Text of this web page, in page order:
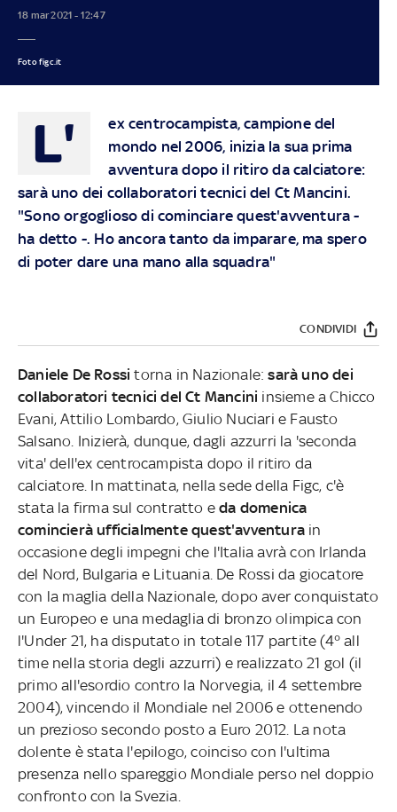
18 mar 2021 - 12:47
Foto figc.it
L'
ex centrocampista, campione del
mondo nel 2006, inizia la sua prima
avventura dopo il ritiro da calciatore:
sarà uno dei collaboratori tecnici del Ct Mancini.
"Sono orgoglioso di cominciare quest'avventura -
ha detto -. Ho ancora tanto da imparare, ma spero
di poter dare una mano alla squadra"
CONDIVIDI
Daniele De Rossitorna in Nazionale: sarà uno dei
collaboratori tecnici del Ct Mancini insieme a Chicco
Evani, Attilio Lombardo, Giulio Nuciari e Fausto
Salsano. Inizierà, dunque, dagli azzurri la 'seconda
vita' dell'ex centrocampista dopo il ritiro da
calciatore. In mattinata, nella sede della Figc, c'è
stata la firma sul contratto eda domenica
comincierà ufficialmente quest'avventura in
occasione degli impegni che l'Italia avrà con Irlanda
del Nord, Bulgaria e Lituania. De Rossi da giocatore
con la maglia della Nazionale, dopo aver conquistato
un Europeo e una medaglia di bronzo olimpica con
l'Under 21, ha disputato in totale 117 partite (4° all
time nella storia degli azzurri) e realizzato 21 gol (il
primo all'esordio contro la Norvegia, il 4 settembre
2004), vincendo il Mondiale nel 2006 e ottenendo
un prezioso secondo posto a Euro 2012. La nota
dolente è stata l'epilogo, coinciso con l'ultima
presenza nello spareggio Mondiale perso nel doppio
confronto con la Svezia.